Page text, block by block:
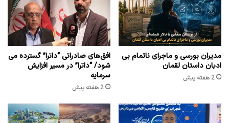
مدیران بورسی و ماجرای ناتمام بی
ادبان داستان لقمان
2 هفته پیش
افق‌های صادراتی “داترا” گسترده می
شود/ “داترا” در مسیر افزایش
سرمایه
2 هفته پیش